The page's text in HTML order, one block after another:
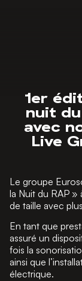
1er
nuit
avec
Live
Le groupe
la Nuit du RAP »
de taille avec
En tant que
assuré un
fois la
ainsi que
électrique.